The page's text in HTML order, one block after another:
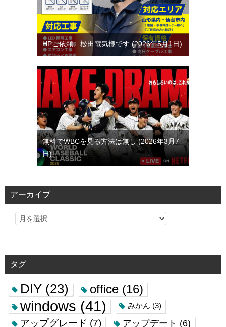
HPご依頼、松田電気様です 2026年5月1日
無料でWBCを見る方法は無し
2026年3月7
日
アーカイブ
タグ
DIY (23) office (16)
windows (41) みかん (3)
アップグレード (7) アップデート (6)